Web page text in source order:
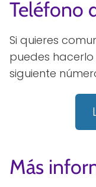
Teléfono
Si quieres
puedes
siguiente
Más